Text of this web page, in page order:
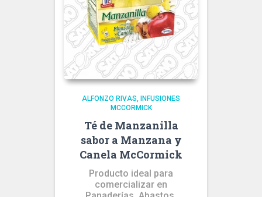
ALFONZO RIVAS
INFUSIONES
MCCORMICK
Té de Manzanilla
sabor a Manzana y
Canela McCormick
Producto ideal para
comercializar en